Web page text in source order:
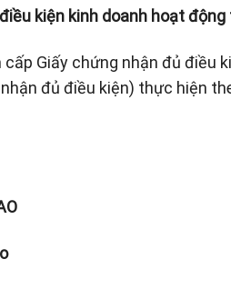
kiện kinh doanh hoạt
Giấy chứng nhận đủ điều
đủ điều kiện) thực hiện